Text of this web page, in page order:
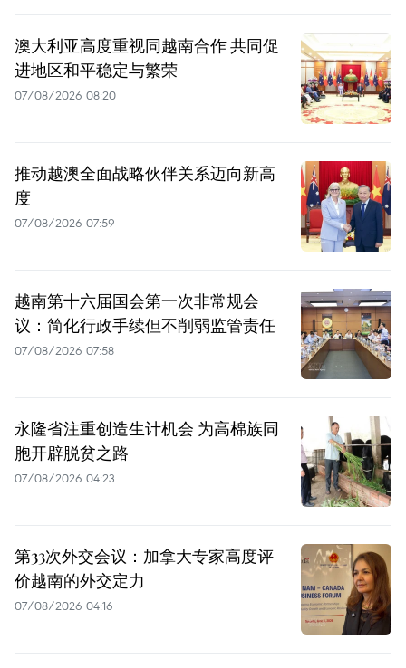
澳大利亚高度重视同越南合作 共同促
进地区和平稳定与繁荣
07/08/2026 08:20
推动越澳全面战略伙伴关系迈向新高
度
07/08/2026 07:59
越南第十六届国会第一次非常规会
议：简化行政手续但不削弱监管责任
07/08/2026 07:58
永隆省注重创造生计机会 为高棉族同
胞开辟脱贫之路
07/08/2026 04:23
第33次外交会议：加拿大专家高度评
价越南的外交定力
07/08/2026 04:16